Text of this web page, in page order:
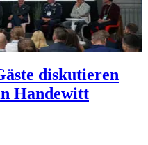
diskutieren
Handewitt